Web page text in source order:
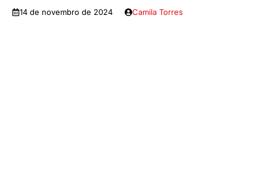
14 de novembro de 2024 Camila Torres